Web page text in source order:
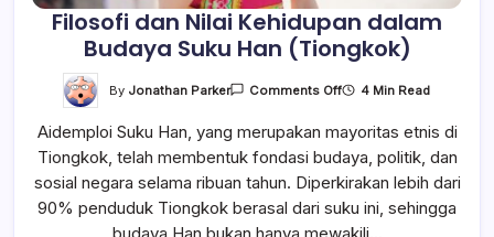
Filosofi dan Nilai Kehidupan dalam
Budaya Suku Han (Tiongkok)
By Jonathan Parker Comments OffOn
Nilai
Kehidupan
Dalam
Budaya
Suku
Han
(Tiongkok)
4 Min Read
Aidemploi Suku Han, yang merupakan mayoritas etnis di
Tiongkok, telah membentuk fondasi budaya, politik, dan
sosial negara selama ribuan tahun. Diperkirakan lebih dari
90% penduduk Tiongkok berasal dari suku ini, sehingga